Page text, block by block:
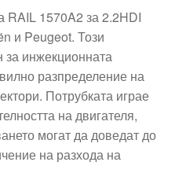
RAIL 1570A2 за 2.2HDI
и Peugeot. Този
инжекционната
разпределение на
Потрубката играе
на двигателя,
могат да доведат до
на разхода на